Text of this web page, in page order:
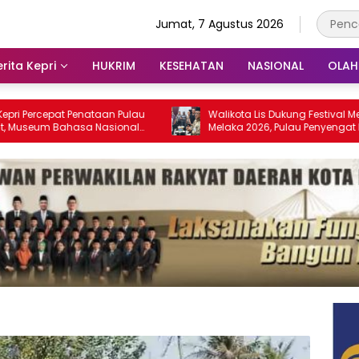
Jumat, 7 Agustus 2026
Kepri HUKRIM KESEHATAN NASIONAL
Penataan Pulau
Nasional
Walikota Lis Dukung Festival Media Selat
Melaka 2026, Pulau Penyengat Disiapkan
Jadi Etalase Budaya Melayu